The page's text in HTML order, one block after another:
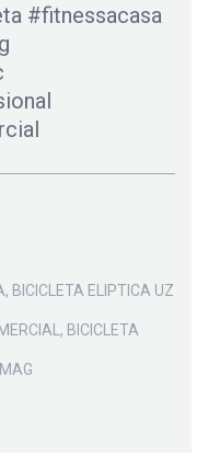
#fitnessacasa
, BICICLETA ELIPTICA UZ
, BICICLETA